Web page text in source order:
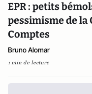
EPR : petits
pessimisme de la
Comptes
Bruno Alomar
1 min de lecture